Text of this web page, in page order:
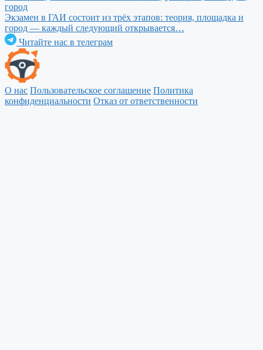
город
Экзамен в ГАИ состоит из трёх этапов: теория, площадка и
город — каждый следующий открывается…
Читайте нас в телеграм
О нас Пользовательское соглашение Политика
конфиденциальности Отказ от ответственности